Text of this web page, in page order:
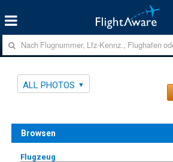
ALL PHOTOS
Browsen
Flugzeug